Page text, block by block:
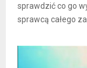
sprawdzić co go
sprawcą całego